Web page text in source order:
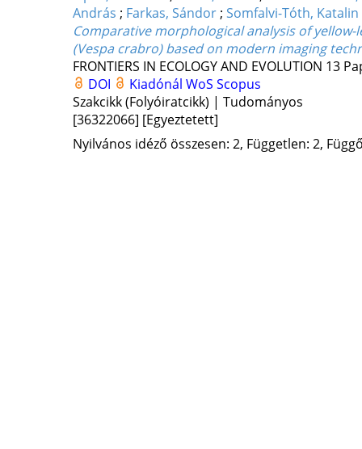
András ; Farkas, Sándor; Somfalvi-Tóth, Katalin
Comparative morphological analysis of
(Vespa crabro) based on modern imaging
FRONTIERS IN ECOLOGY AND EVOLUTION 13
DOI
Kiadónál WoS Scopus
Szakcikk (Folyóiratcikk) | Tudományos
[36322066] [Egyeztetett]
Nyilvános idéző összesen: 2, Független: 2,